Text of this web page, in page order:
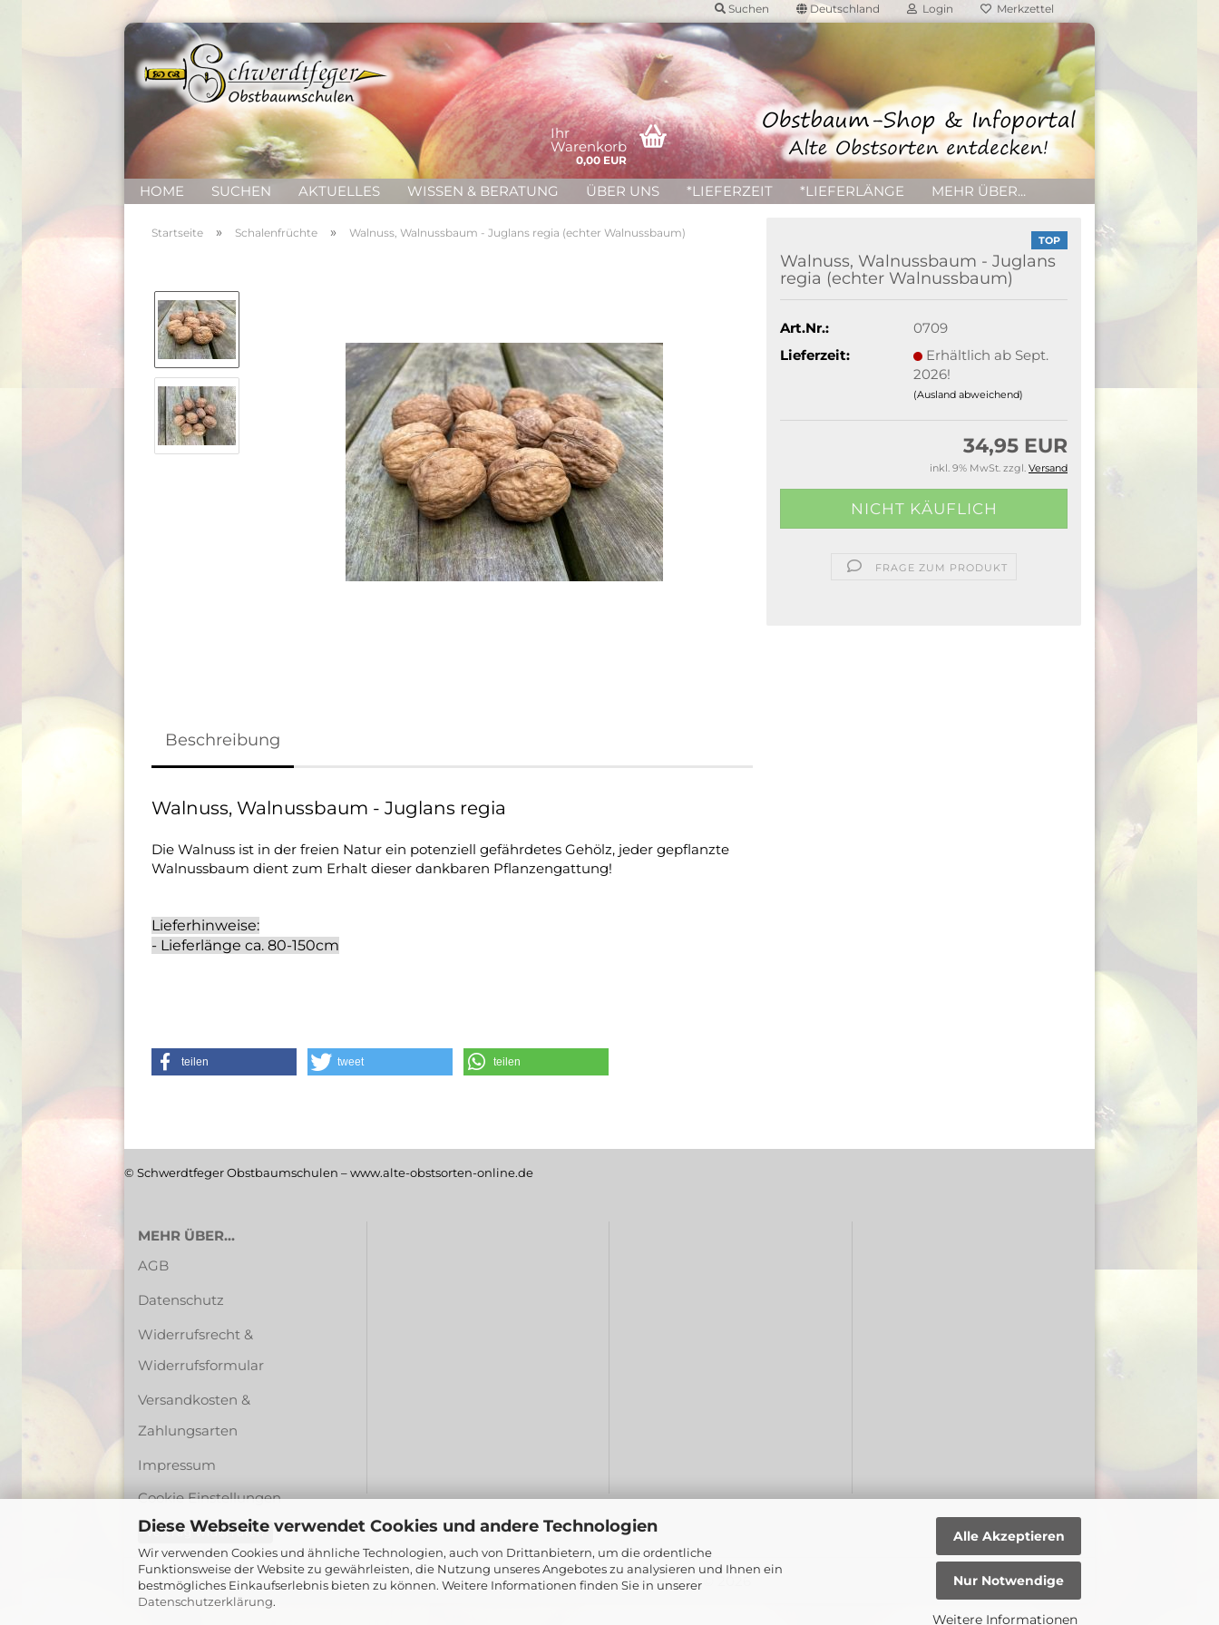
Diese Webseite verwendet Cookies und andere Technologien
Wir verwenden Cookies und ähnliche Technologien, auch von Drittanbietern, um die ordentliche
Funktionsweise der Website zu gewährleisten, die Nutzung unseres Angebotes zu analysieren und Ihnen ein
bestmögliches Einkaufserlebnis bieten zu können. Weitere Informationen finden Sie in unserer
Datenschutzerklärung.
Alle Akzeptieren
Nur Notwendige
Weitere Informationen
Suchen Deutschland Login Merkzettel
Ihr
Warenkorb
0,00 EUR
HOME SUCHEN AKTUELLES WISSEN & BERATUNG ÜBER UNS *LIEFERZEIT *LIEFERLÄNGE MEHR ÜBER...
Startseite » Schalenfrüchte » Walnuss, Walnussbaum - Juglans regia (echter Walnussbaum)
TOP
Walnuss, Walnussbaum - Juglans
regia (echter Walnussbaum)
Art.Nr.:
0709
Lieferzeit:
Erhältlich ab Sept.
2026!
(Ausland abweichend)
34,95 EUR
inkl. 9% MwSt. zzgl. Versand
FRAGE ZUM PRODUKT
Beschreibung
Walnuss, Walnussbaum - Juglans regia
Die Walnuss ist in der freien Natur ein potenziell gefährdetes Gehölz, jeder gepflanzte
Walnussbaum dient zum Erhalt dieser dankbaren Pflanzengattung!
Lieferhinweise:
- Lieferlänge ca. 80-150cm
teilen tweet teilen
© Schwerdtfeger Obstbaumschulen – www.alte-obstsorten-online.de
MEHR ÜBER...
AGB
Datenschutz
Widerrufsrecht &
Widerrufsformular
Versandkosten &
Zahlungsarten
Impressum
Cookie Einstellungen
Vertrag widerrufen
Webshop erstellenmit Gambio.de © 2026